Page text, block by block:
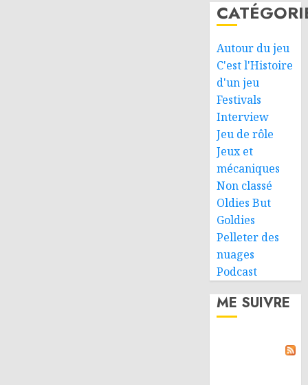
Autour du jeu
C'est l'Histoire
d'un jeu
Festivals
Interview
Jeu de rôle
Jeux et
mécaniques
Non classé
Oldies But
Goldies
Pelleter des
nuages
Podcast
ME SUIVRE